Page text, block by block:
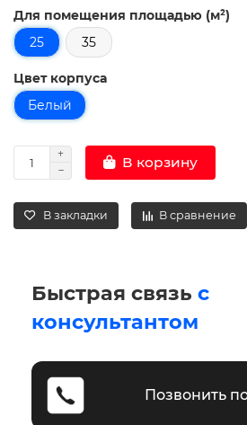
Для помещения площадью (м²)
25
35
Цвет корпуса
Белый
В корзину
В закладки В сравнение
Быстрая связь с
консультантом
Позвонить